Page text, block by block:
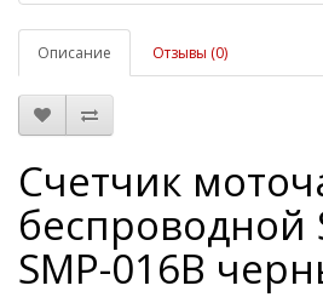
Описание Отзывы (0)
Счетчик
беспроводной
SMP-016B